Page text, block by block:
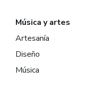
Música y artes
Artesanía
Diseño
Música